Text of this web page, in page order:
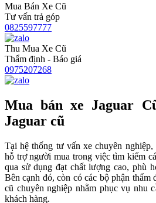
Mua Bán Xe Cũ
Tư vấn trả góp
0825597777
Thu Mua Xe Cũ
Thẩm định - Báo giá
0975207268
Mua bán xe Jaguar
Jaguar cũ
Tại hệ thống tư vấn xe chuyên nghiệp,
hỗ trợ người mua trong việc tìm kiếm
qua sử dụng đạt chất lượng cao, phù
Bên cạnh đó, còn có các bộ phận
cũ chuyên nghiệp nhằm phục vụ nhu
khách hàng.